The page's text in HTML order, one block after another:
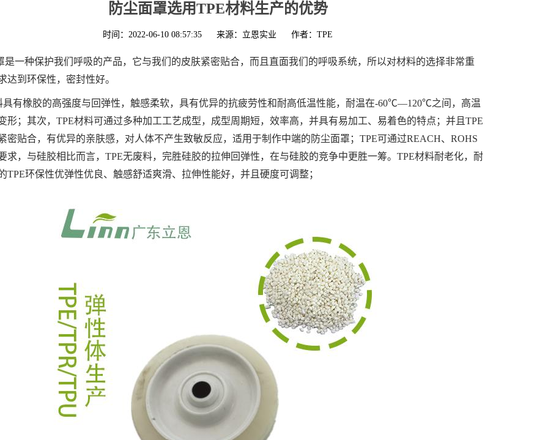
防尘面罩选用TPE材料生产的优势
时间：2022-06-10 08:57:35 来源：立恩实业 作者：TPE
是一种保护我们呼吸的产品，它与我们的皮肤紧密贴合，而且直面我们的呼吸系统，所以对材料的选择非常重
达到环保性，密封性好。
具有橡胶的高强度与回弹性，触感柔软，具有优异的抗疲劳性和耐高低温性能，耐温在-60℃—120℃之间，高温
形；其次，TPE材料可通过多种加工工艺成型，成型周期短，效率高，并具有易加工、易着色的特点；并且TPE
密贴合，有优异的亲肤感，对人体不产生致敏反应，适用于制作中端的防尘面罩；TPE可通过REACH、ROHS
求，与硅胶相比而言，TPE无废料，完胜硅胶的拉伸回弹性，在与硅胶的竞争中更胜一筹。TPE材料耐老化，耐
TPE环保性优弹性优良、触感舒适爽滑、拉伸性能好，并且硬度可调整；